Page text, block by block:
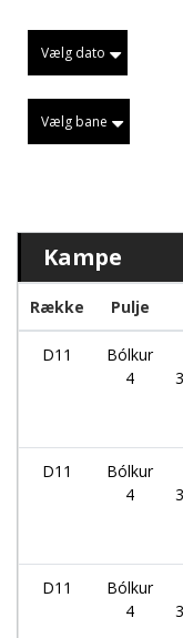
Vælg dato
Vælg bane
Kampe
Række Pulje
D11
Bólkur
4
D11
Bólkur
4
D11
Bólkur
4